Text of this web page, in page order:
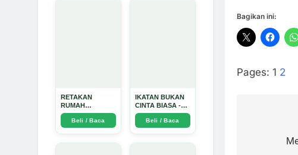
RETAKAN
RUMAH
TANGGA:
SebuahBeli / Baca
IKATAN BUKAN
CINTA BIASA -
Arda Dinata
Beli / Baca
Bagikan ini:
Pages: 1 2